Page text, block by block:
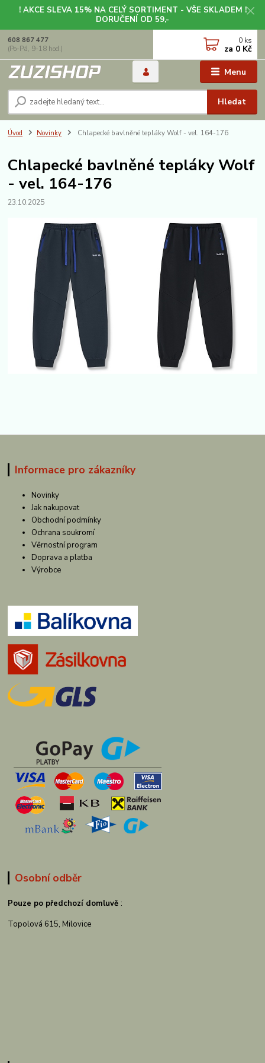
! AKCE SLEVA 15% NA CELÝ SORTIMENT - VŠE SKLADEM !
DORUČENÍ OD 59,-
Menu
Hledat
608 867 477
(Po-Pá, 9-18 hod.)
0 ks
za 0 Kč
Úvod Novinky Chlapecké bavlněné tepláky Wolf - vel. 164-176
Chlapecké bavlněné tepláky Wolf
- vel. 164-176
23.10.2025
Informace pro zákazníky
Novinky
Jak nakupovat
Obchodní podmínky
Ochrana soukromí
Věrnostní program
Doprava a platba
Výrobce
Osobní odběr
Pouze po předchozí domluvě :
Topolová 615, Milovice